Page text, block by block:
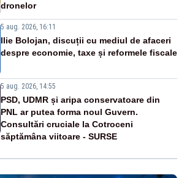
dronelor
5 aug. 2026, 16:11
Ilie Bolojan, discuții cu mediul de afaceri
despre economie, taxe și reformele fiscale
5 aug. 2026, 14:55
PSD, UDMR și aripa conservatoare din
PNL ar putea forma noul Guvern.
Consultări cruciale la Cotroceni
săptămâna viitoare - SURSE